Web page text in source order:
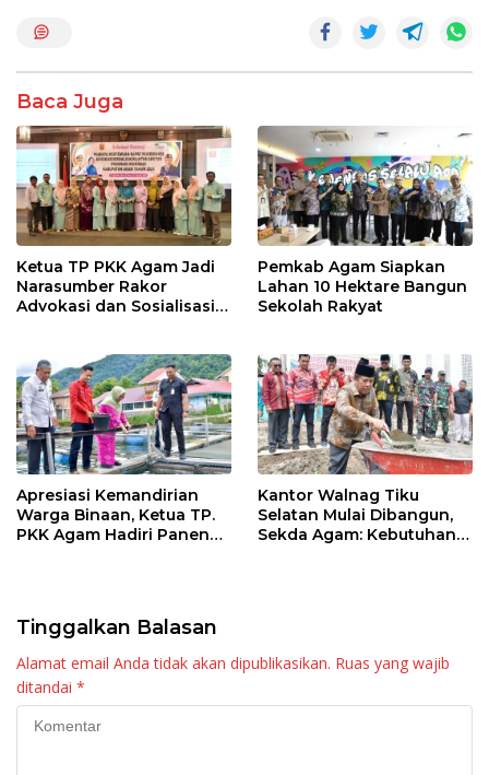
o
o
k
p
p
Baca Juga
Ketua TP PKK Agam Jadi
Narasumber Rakor
Advokasi dan Sosialisasi
Pemkab Agam Siapkan
Lahan 10 Hektare Bangun
Sekolah Rakyat
Apresiasi Kemandirian
Warga Binaan, Ketua TP.
PKK Agam Hadiri Panen
Kantor Walnag Tiku
Selatan Mulai Dibangun,
Sekda Agam: Kebutuhan
Tinggalkan Balasan
Alamat email Anda tidak akan dipublikasikan. Ruas yang wajib
ditandai *